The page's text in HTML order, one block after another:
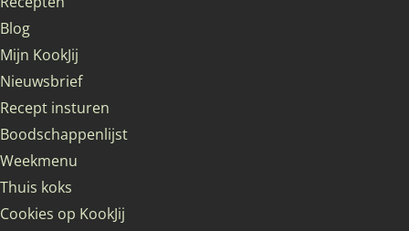
Blog
Mijn KookJij
Nieuwsbrief
Recept insturen
Boodschappenlijst
Weekmenu
Thuis koks
Cookies op KookJij